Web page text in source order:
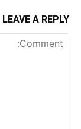
LEAVE A REPLY